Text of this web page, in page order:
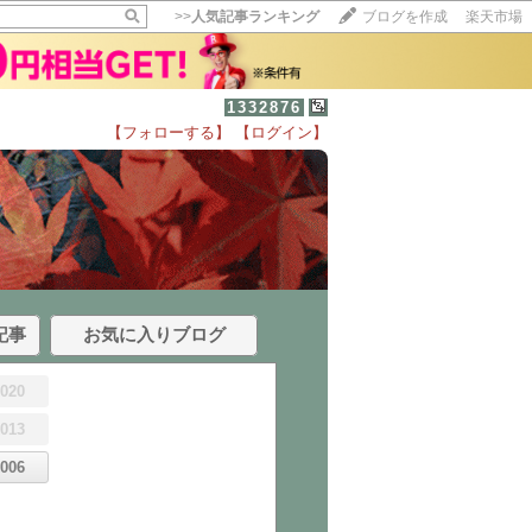
>>人気記事ランキング ブログを作成 楽天市場
1332876
【フォローする】 【ログイン】
事 お気に入りブログ